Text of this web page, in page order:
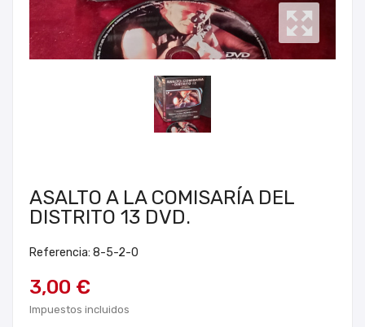
ASALTO A LA COMISARÍA DEL
DISTRITO 13 DVD.
Referencia: 8-5-2-0
3,00 €
Impuestos incluidos